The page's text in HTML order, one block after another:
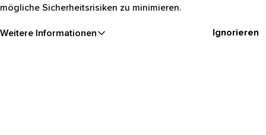
mögliche Sicherheitsrisiken zu minimieren.
Weitere Informationen Ignorieren